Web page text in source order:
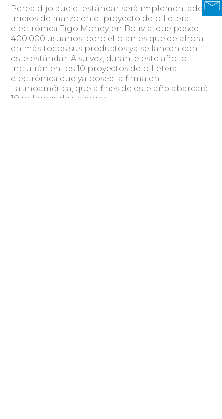
Perea dijo que el estándar será implementado a
inicios de marzo en el proyecto de billetera
electrónica Tigo Money, en Bolivia, que posee
400.000 usuarios, pero el plan es que de ahora
en más todos sus productos ya se lancen con
este estándar. A su vez, durante este año lo
incluirán en los 10 proyectos de billetera
electrónica que ya posee la firma en
Latinoamérica, que a fines de este año abarcará
10 millones de usuarios.